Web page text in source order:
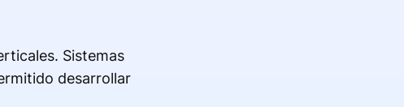
Sistemas
desarrollar